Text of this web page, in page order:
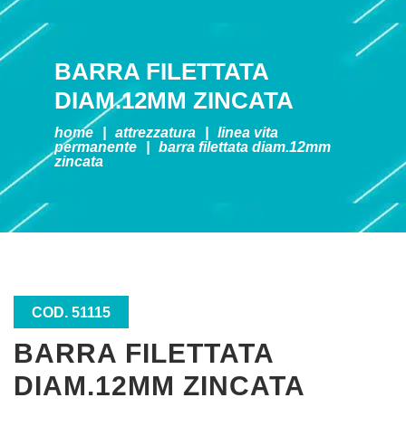
BARRA FILETTATA
DIAM.12MM ZINCATA
home attrezzatura
linea vita
permanente
barra filettata diam.12mm
zincata
COD. 51115
BARRA FILETTATA
DIAM.12MM ZINCATA